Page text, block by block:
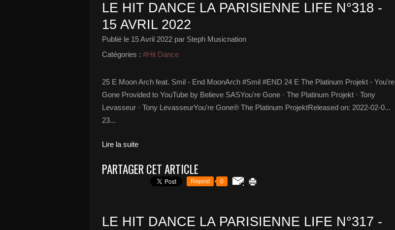
LE HIT DANCE LA PARISIENNE LIFE N°318 -
15 AVRIL 2022
Publié le 15 Avril 2022 par Steph Musicnation
Catégories : #Hit Dance
25 E Moon Arch feat. Smil - End MoonArch #Smil #END 24 E The Platinum Projekt - You're
Gone Provided to YouTube by Believe SASYou're Gone · The Platinum Projekt · Tony
Levasseur · Tony LevasseurYou're Gone℗ The Platinum ProjektReleased on: 2022-02-0...
23...
Lire la suite
PARTAGER CET ARTICLE
Repost 0
LE HIT DANCE LA PARISIENNE LIFE N°317 -